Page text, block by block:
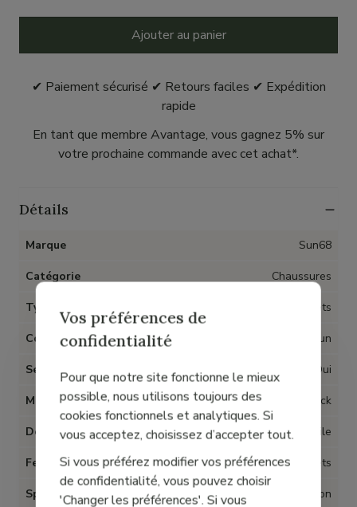
Ajouter au panier
✔ Paiement sécurisé ✔ Retours faciles ✔ Expédition
rapide
En tant que membre Avantage, vous gagnez 5% sur
votre prochaine commande avec cet achat*.
Détails
Marque Sun68
Catégorie Chaussures
Type d'article Baskets
Couleur Brun
Semelles amovibles Oui
Matière Cuir nubuck
Doublure Textile
Fermeture Lacets
Spécial Hallux Valgus Non
Vos préférences de
confidentialité
Pour que notre site fonctionne le mieux
possible, nous utilisons toujours des
cookies fonctionnels et analytiques. Si
vous acceptez, choisissez d’accepter tout.
Si vous préférez modifier vos préférences
de confidentialité, vous pouvez choisir
'Changer les préférences'. Si vous